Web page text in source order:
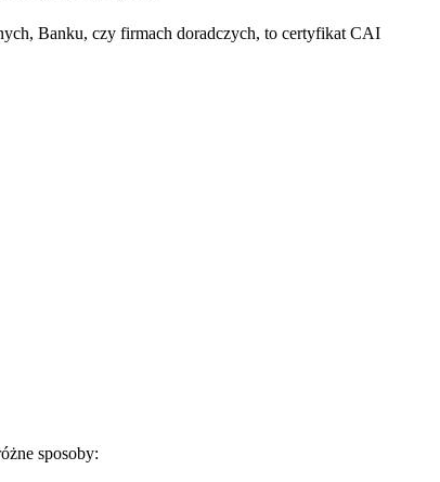
Banku, czy firmach doradczych, to certyfikat CAI
sposoby: